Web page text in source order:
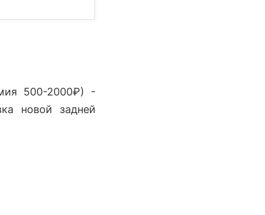
500-2000₽) -
новой задней